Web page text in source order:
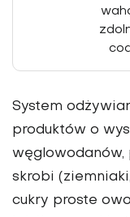
System
pro­duktów o
węglowodanów,
skrobi
cukry proste